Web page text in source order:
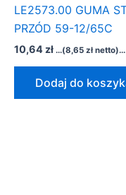
LE2573.00 GUMA
PRZÓD 59-12/65C
10,64 zł ...(8,65 zł netto)...
Dodaj do